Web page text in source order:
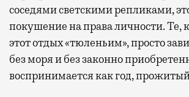
соседями светскими репликами,
покушение на права личности. Те,
этот отдых «тюленьим», просто
без моря и без законно
воспринимается как год,